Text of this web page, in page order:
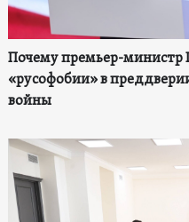
Почему премьер-министр
«русофобии» в
войны